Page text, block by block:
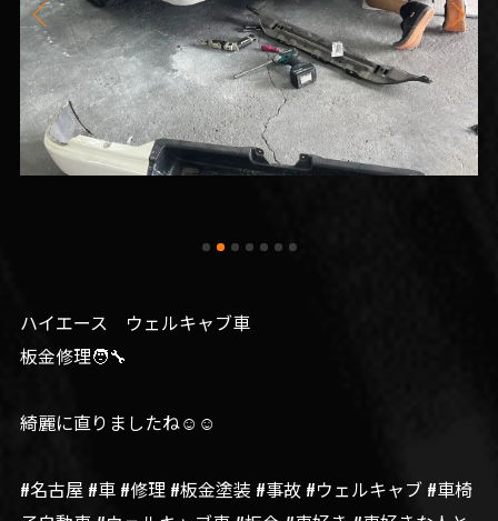
ハイエース ウェルキャブ車
板金修理🧑‍🔧
綺麗に直りましたね☺️☺️
#名古屋 #車 #修理 #板金塗装 #事故 #ウェルキャブ #車椅